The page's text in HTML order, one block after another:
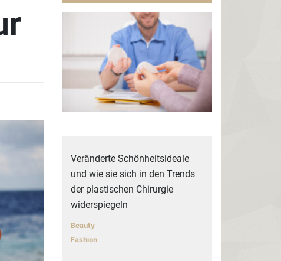
Veränderte Schönheitsideale
und wie sie sich in den Trends
der plastischen Chirurgie
widerspiegeln
Beauty
Fashion